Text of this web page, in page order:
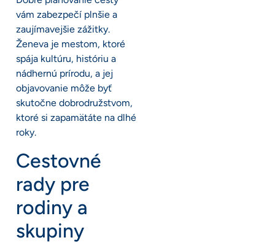
vám zabezpečí plnšie a
zaujímavejšie zážitky.
Ženeva je mestom, ktoré
spája kultúru, históriu a
nádhernú prírodu, a jej
objavovanie môže byť
skutočne dobrodružstvom,
ktoré si zapamätáte na dlhé
roky.
Cestovné
rady pre
rodiny a
skupiny